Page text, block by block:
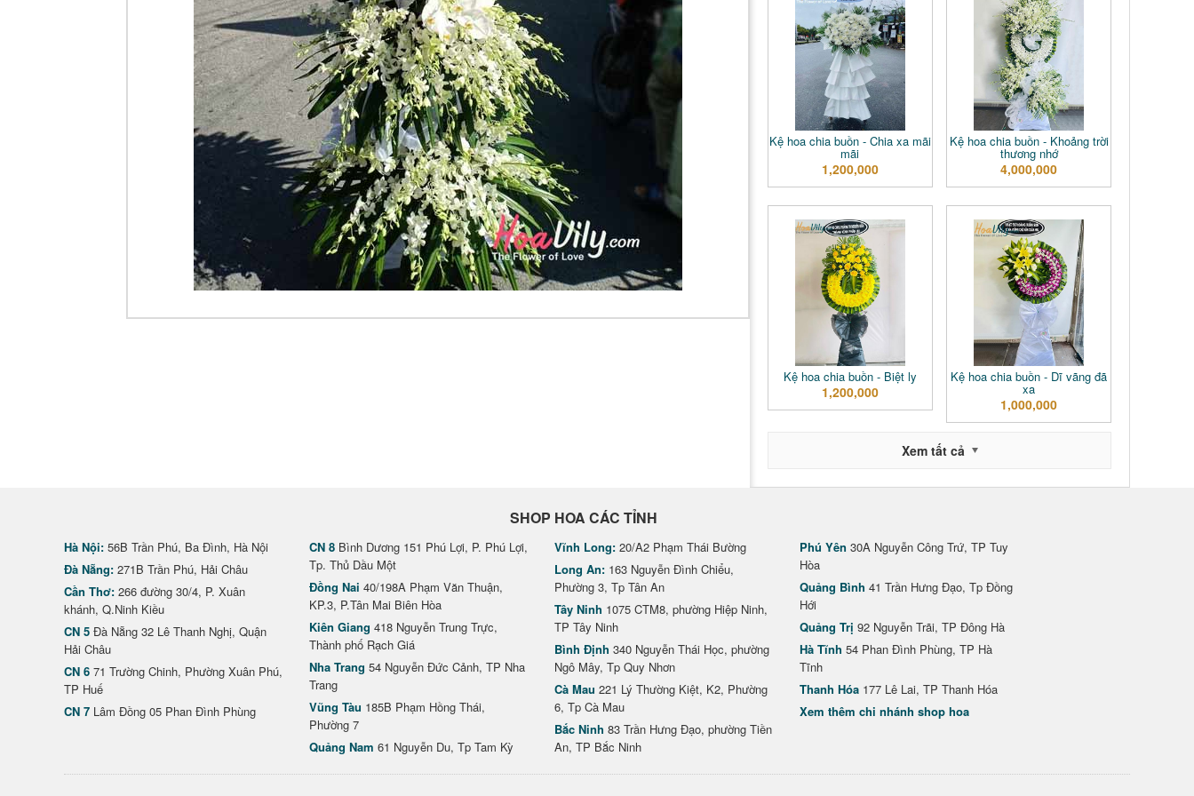
Kệ hoa chia buồn - Chia xa mãi
mãi
1,200,000
Kệ hoa chia buồn - Khoảng trời
thương nhớ
4,000,000
Kệ hoa chia buồn - Biệt ly
1,200,000
Kệ hoa chia buồn - Dĩ vãng đã
xa
1,000,000
Xem tất cả
SHOP HOA CÁC TỈNH
Hà Nội: 56B Trần Phú, Ba Đình, Hà Nội
Đà Nẵng: 271B Trần Phú, Hải Châu
Cần Thơ: 266 đường 30/4, P. Xuân
khánh, Q.Ninh Kiều
CN 5 Đà Nẵng 32 Lê Thanh Nghị, Quận
Hải Châu
CN 6 71 Trường Chinh, Phường Xuân Phú,
TP Huế
CN 7 Lâm Đồng 05 Phan Đình Phùng
CN 8 Bình Dương 151 Phú Lợi, P. Phú Lợi,
Tp. Thủ Dầu Một
Đồng Nai 40/198A Phạm Văn Thuận,
KP.3, P.Tân Mai Biên Hòa
Kiên Giang 418 Nguyễn Trung Trực,
Thành phố Rạch Giá
Nha Trang 54 Nguyễn Đức Cảnh, TP Nha
Trang
Vũng Tàu 185B Phạm Hồng Thái,
Phường 7
Quảng Nam 61 Nguyễn Du, Tp Tam Kỳ
Vĩnh Long: 20/A2 Phạm Thái Bường
Long An: 163 Nguyễn Đình Chiểu,
Phường 3, Tp Tân An
Tây Ninh 1075 CTM8, phường Hiệp Ninh,
TP Tây Ninh
Bình Định 340 Nguyễn Thái Học, phường
Ngô Mây, Tp Quy Nhơn
Cà Mau 221 Lý Thường Kiệt, K2, Phường
6, Tp Cà Mau
Bắc Ninh 83 Trần Hưng Đạo, phường Tiền
An, TP Bắc Ninh
Phú Yên 30A Nguyễn Công Trứ, TP Tuy
Hòa
Quảng Bình 41 Trần Hưng Đạo, Tp Đồng
Hới
Quảng Trị 92 Nguyễn Trãi, TP Đông Hà
Hà Tĩnh 54 Phan Đình Phùng, TP Hà
Tĩnh
Thanh Hóa 177 Lê Lai, TP Thanh Hóa
Xem thêm chi nhánh shop hoa